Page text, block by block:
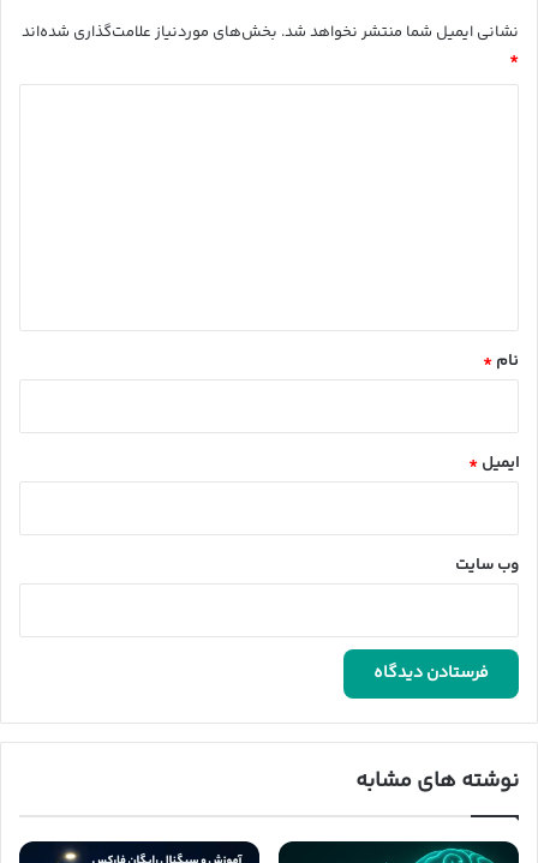
نشانی ایمیل شما منتشر نخواهد شد. بخش‌های موردنیاز علامت‌گذاری شده‌اند
*
نام *
ایمیل *
وب‌ سایت
نوشته های مشابه